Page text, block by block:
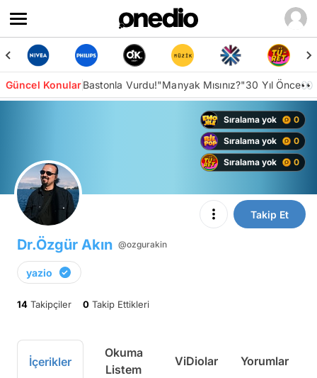
Güncel KonularBastonla Vurdu!"Manyak Mısınız?"30 Yıl Önce👀
Sıralama yok
0
Sıralama yok
0
Sıralama yok
0
Takip Et
Dr.Özgür Akın @ozgurakin
yazio
14 Takipçiler 0 Takip Ettikleri
İçerikler
Okuma
Listem
ViDiolar Yorumlar